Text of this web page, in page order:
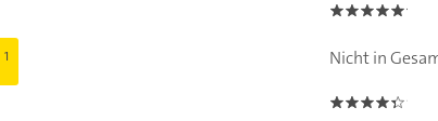
5.0
Nicht in
4.3